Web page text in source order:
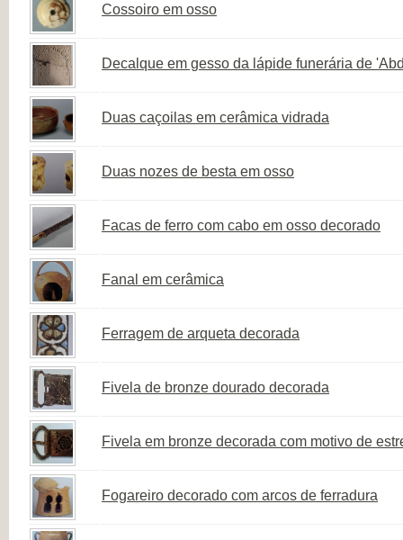
Cossoiro em osso
Decalque em gesso da lápide funerária de
Duas caçoilas em cerâmica vidrada
Duas nozes de besta em osso
Facas de ferro com cabo em osso decorado
Fanal em cerâmica
Ferragem de arqueta decorada
Fivela de bronze dourado decorada
Fivela em bronze decorada com motivo de
Fogareiro decorado com arcos de ferradura